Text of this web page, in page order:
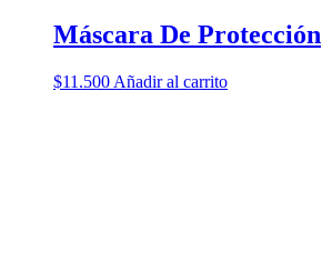
Máscara De Protección
$11.500 Añadir al carrito